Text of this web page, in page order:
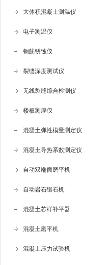
大体积混凝土测温仪
电子测温仪
钢筋锈蚀仪
裂缝深度测试仪
无线裂缝综合检测仪
楼板测厚仪
混凝土弹性模量测定仪
混凝土导热系数测定仪
自动双端面磨平机
自动岩石锯石机
混凝土芯样补平器
混凝土磨平机
混凝土压力试验机